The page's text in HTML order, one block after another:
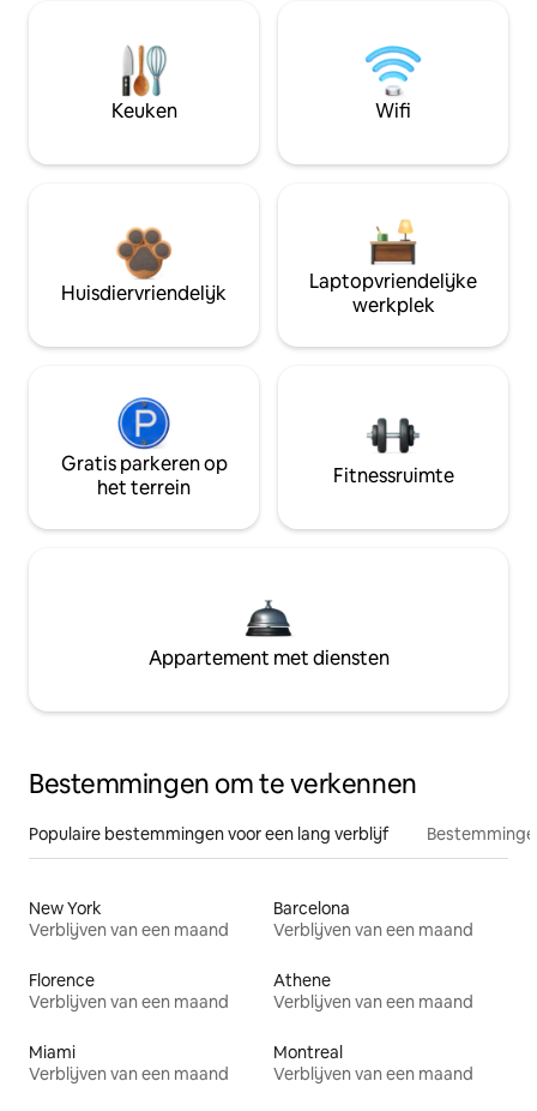
Keuken Wifi
Huisdiervriendelijk
Laptopvriendelijke
werkplek
Gratis parkeren op
het terrein
Fitnessruimte
Appartement met diensten
Bestemmingen om te verkennen
Populaire bestemmingen voor een lang verblijf
New York
Verblijven van een maand
Barcelona
Verblijven van een maand
Florence
Verblijven van een maand
Athene
Verblijven van een maand
Miami
Verblijven van een maand
Montreal
Verblijven van een maand